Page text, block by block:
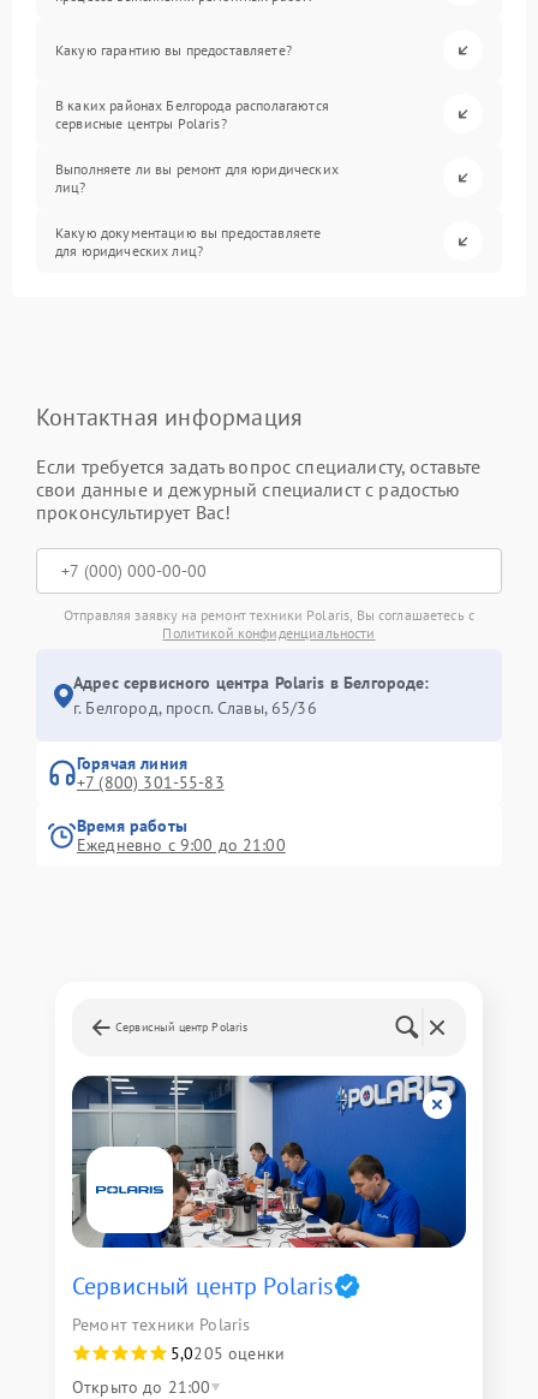
Какую гарантию вы предоставляете?
В каких районах Белгорода располагаются
сервисные центры Polaris?
Выполняете ли вы ремонт для юридических
лиц?
Какую документацию вы предоставляете
для юридических лиц?
Контактная информация
Если требуется задать вопрос специалисту, оставьте
свои данные и дежурный специалист с радостью
проконсультирует Вас!
Отправляя заявку на ремонт техники Polaris, Вы соглашаетесь с
Политикой конфиденциальности
Адрес сервисного центра Polaris в Белгороде:
г. Белгород, просп. Славы, 65/36
Горячая линия
+7 (800) 301-55-83
Время работы
Ежедневно с 9:00 до 21:00
Сервисный центр Polaris
Сервисный центр Polaris
Ремонт техники Polaris
5,0205 оценки
Открыто до 21:00